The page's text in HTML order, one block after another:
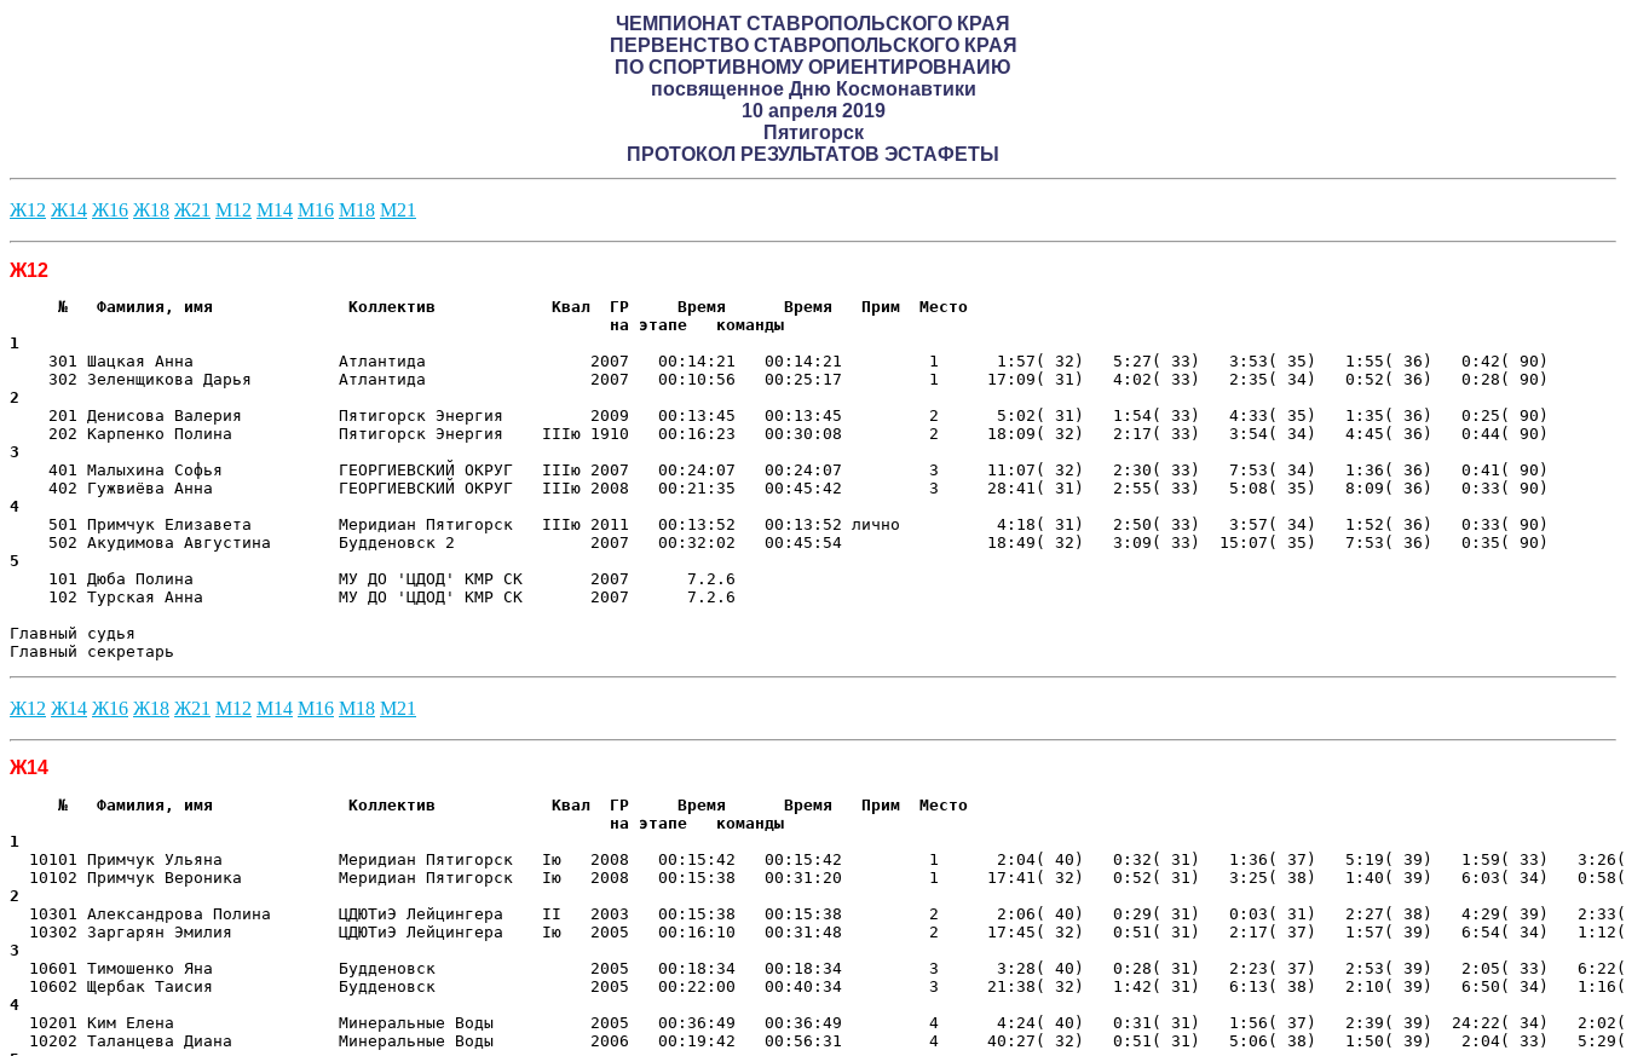
ЧЕМПИОНАТ СТАВРОПОЛЬСКОГО КРАЯ
ПЕРВЕНСТВО СТАВРОПОЛЬСКОГО КРАЯ
ПО СПОРТИВНОМУ ОРИЕНТИРОВНАИЮ
посвященное Дню Космонавтики
10 апреля 2019
Пятигорск
ПРОТОКОЛ РЕЗУЛЬТАТОВ ЭСТАФЕТЫ
Ж12 Ж14 Ж16 Ж18 Ж21 М12 М14 М16 М18 М21
Ж12
     №   Фамилия, имя              Коллектив            Квал  ГР     Время      Время   Прим  Место
                                                              на этапе   команды
1
    301 Шацкая Анна               Атлантида                 2007   00:14:21   00:14:21         1      1:57( 32)   5:27( 33)   3:53( 35)   1:55( 36)   0:42( 90)
2
    201 Денисова Валерия          Пятигорск Энергия         2009   00:13:45   00:13:45         2      5:02( 31)   1:54( 33)   4:33( 35)   1:35( 36)   0:25( 90)
3
    401 Малыхина Софья            ГЕОРГИЕВСКИЙ ОКРУГ   IIIю 2007   00:24:07   00:24:07         3     11:07( 32)   2:30( 33)   7:53( 34)   1:36( 36)   0:41( 90)
4
    501 Примчук Елизавета         Меридиан Пятигорск   IIIю 2011   00:13:52   00:13:52 лично          4:18( 31)   2:50( 33)   3:57( 34)   1:52( 36)   0:33( 90)
5
    101 Дюба Полина               МУ ДО 'ЦДОД' КМР СК       2007      7.2.6
    102 Турская Анна              МУ ДО 'ЦДОД' КМР СК       2007      7.2.6
Главный судья
Главный секретарь
Ж12 Ж14 Ж16 Ж18 Ж21 М12 М14 М16 М18 М21
Ж14
     №   Фамилия, имя              Коллектив            Квал  ГР     Время      Время   Прим  Место
                                                              на этапе   команды
1
10101 Примчук Ульяна            Меридиан Пятигорск   Iю   2008   00:15:42   00:15:42         1      2:04( 40)   0:32( 31)   1:36( 37)   5:19( 39)   1:59( 33)
2
10301 Александрова Полина       ЦДЮТиЭ Лейцингера    II   2003   00:15:38   00:15:38         2      2:06( 40)   0:29( 31)   0:03( 31)   2:27( 38)   4:29( 39)
3
10601 Тимошенко Яна             Будденовск                2005   00:18:34   00:18:34         3      3:28( 40)   0:28( 31)   2:23( 37)   2:53( 39)   2:05( 33)
4
10201 Ким Елена                 Минеральные Воды          2005   00:36:49   00:36:49         4      4:24( 40)   0:31( 31)   1:56( 37)   2:39( 39)  24:22( 34)